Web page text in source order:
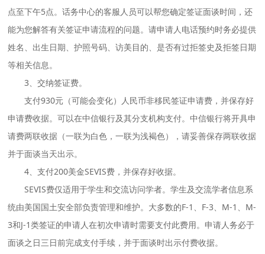
点至下午5点。话务中心的客服人员可以帮您确定签证面谈时间，还
能为您解答有关签证申请流程的问题。请申请人电话预约时务必提供
姓名、出生日期、护照号码、访美目的、是否有过拒签史及拒签日期
等相关信息。
3、交纳签证费。
支付930元（可能会变化）人民币非移民签证申请费，并保存好
申请费收据。可以在中信银行及其分支机构支付。中信银行将开具申
请费两联收据（一联为白色，一联为浅褐色），请妥善保存两联收据
并于面谈当天出示。
4、支付200美金SEVIS费，并保存好收据。
SEVIS费仅适用于学生和交流访问学者。学生及交流学者信息系
统由美国国土安全部负责管理和维护。大多数的F-1、F-3、M-1、M-
3和J-1类签证的申请人在初次申请时需要支付此费用。申请人务必于
面谈之日三日前完成支付手续，并于面谈时出示付费收据。